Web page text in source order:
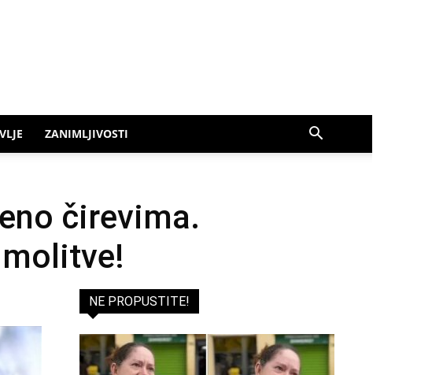
ZANIMLJIVOSTI
čirevima.
NE PROPUSTITE!